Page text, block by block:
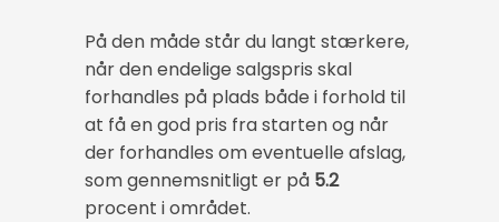
På den måde står du langt stærkere,
når den endelige salgspris skal
forhandles på plads både i forhold til
at få en god pris fra starten og når
der forhandles om eventuelle afslag,
som gennemsnitligt er på 5.2
procent i området.